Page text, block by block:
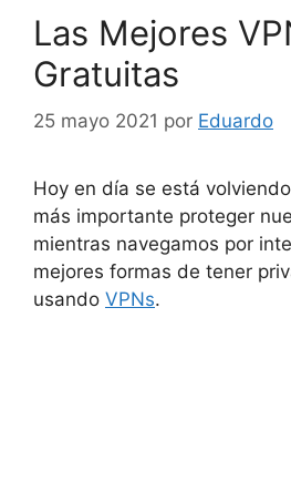
Las Mejores
Gratuitas
25 mayo 2021 por Eduardo
Hoy en día se está
más importante proteger
mientras navegamos por
mejores formas de tener
usando VPNs.